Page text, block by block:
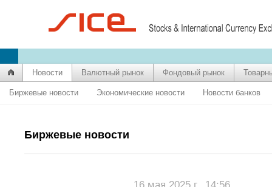
Новости Валютный рынок Фондовый рынок
Биржевые новости Экономические новости Новости банков
Биржевые новости